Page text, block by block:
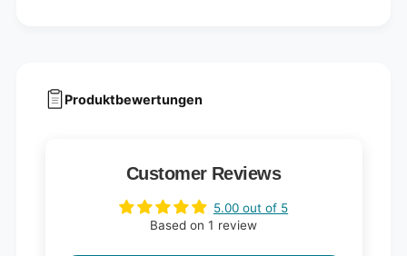
Produktbewertungen
Customer Reviews
5.00 out of 5
Based on 1 review